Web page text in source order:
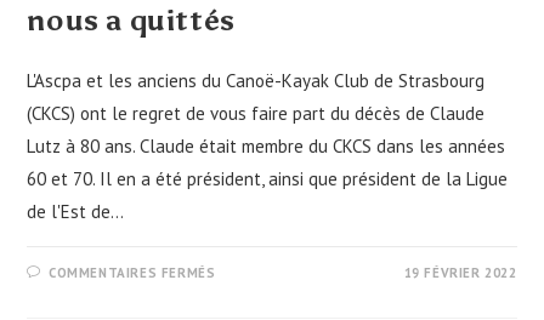
nous a quittés
L'Ascpa et les anciens du Canoë-Kayak Club de Strasbourg
(CKCS) ont le regret de vous faire part du décès de Claude
Lutz à 80 ans. Claude était membre du CKCS dans les années
60 et 70. Il en a été président, ainsi que président de la Ligue
de l'Est de…
COMMENTAIRES FERMÉS 19 FÉVRIER 2022